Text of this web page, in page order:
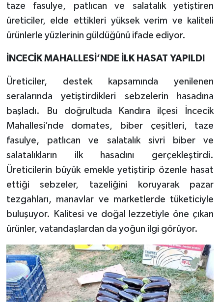
taze fasulye, patlıcan ve salatalık yetiştiren
üreticiler, elde ettikleri yüksek verim ve kaliteli
ürünlerle yüzlerinin güldüğünü ifade ediyor.
İNCECİK MAHALLESİ’NDE İLK HASAT YAPILDI
Üreticiler, destek kapsamında yenilenen
seralarında yetiştirdikleri sebzelerin hasadına
başladı. Bu doğrultuda Kandıra ilçesi İncecik
Mahallesi’nde domates, biber çeşitleri, taze
fasulye, patlıcan ve salatalık sivri biber ve
salatalıkların ilk hasadını gerçekleştirdi.
Üreticilerin büyük emekle yetiştirip özenle hasat
ettiği sebzeler, tazeliğini koruyarak pazar
tezgahları, manavlar ve marketlerde tüketiciyle
buluşuyor. Kalitesi ve doğal lezzetiyle öne çıkan
ürünler, vatandaşlardan da yoğun ilgi görüyor.